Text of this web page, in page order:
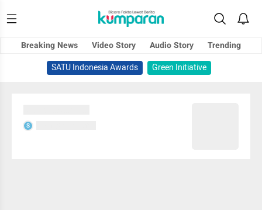
Breaking News Video Story Audio Story
Trending
SATU Indonesia Awards
Green Initiative
S